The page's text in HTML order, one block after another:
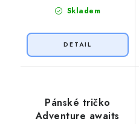
Skladem
Pánské tričko
Adventure awaits